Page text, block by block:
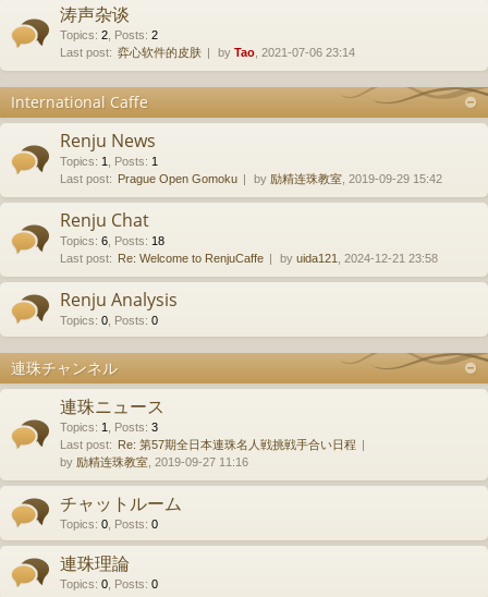
涛声杂谈
Topics: 2 Posts: 2
Last post: 弈心软件的皮肤 by Tao , 2021-07-06 23:14
International Caffe
Renju News
Topics: 1 Posts: 1
Last post: Prague Open Gomoku by 励精连珠教室 , 2019-09-29 15:42
Renju Chat
Topics: 6 Posts: 18
Last post: Re: Welcome to RenjuCaffe by uida121 , 2024-12-21 23:58
Renju Analysis
Topics: 0 Posts: 0
連珠チャンネル
連珠ニュース
Topics: 1 Posts: 3
Last post: Re: 第57期全日本連珠名人戦挑戦手合い日程
by 励精连珠教室 , 2019-09-27 11:16
チャットルーム
Topics: 0 Posts: 0
連珠理論
Topics: 0 Posts: 0